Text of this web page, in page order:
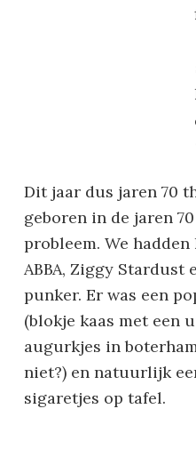
Dit jaar dus jaren 70
geboren in de jaren
probleem. We
ABBA, Ziggy Stardust
punker. Er was een
(blokje kaas met een
augurkjes in
niet?) en natuurlijk
sigaretjes op tafel.